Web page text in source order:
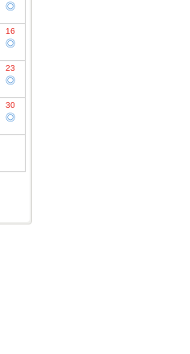
◎
16
◎
23
◎
30
◎